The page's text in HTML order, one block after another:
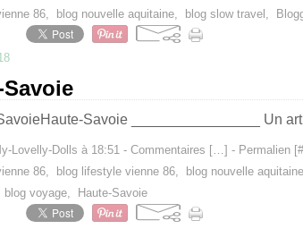
86, blog nouvelle aquitaine, blog slow travel ,
Savoie
Haute-Savoie ________________ Un
Lovelly-Dolls à 18:51 - Commentaires […] - Permalien [#
86, blog lifestyle vienne 86, blog nouvelle aquitaine
blog voyage, Haute-Savoie